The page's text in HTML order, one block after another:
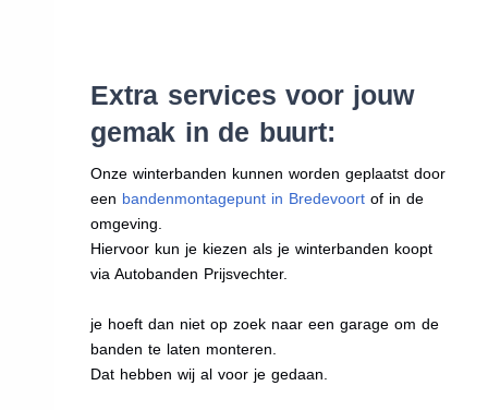
Extra services voor jouw
gemak in de buurt:
Onze winterbanden kunnen worden geplaatst door
een bandenmontagepunt in Bredevoort of in de
omgeving.
Hiervoor kun je kiezen als je winterbanden koopt
via Autobanden Prijsvechter.
je hoeft dan niet op zoek naar een garage om de
banden te laten monteren.
Dat hebben wij al voor je gedaan.